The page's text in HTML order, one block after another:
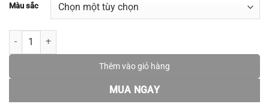
Màu sắc
[New Arrival] Dây chuyền bạc 𝐓𝐡𝐞 𝐁𝐥𝐢𝐬𝐬𝐢𝐧𝐠 MATERA S925 thiết kế
Thêm vào giỏ hàng
MUA NGAY